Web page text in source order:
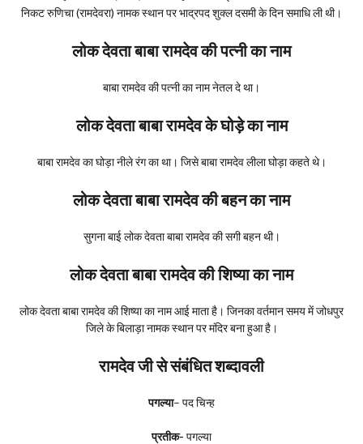
निकट रुणिचा (रामदेवरा) नामक स्थान पर भाद्रपद शुक्ल दसमी के दिन समाधि ली थी।
लोक देवता बाबा रामदेव की पत्नी का नाम
बाबा रामदेव की पत्नी का नाम नेतल दे था।
लोक देवता बाबा रामदेव के घोड़े का नाम
बाबा रामदेव का घोड़ा नीले रंग का था। जिसे बाबा रामदेव लीला घोड़ा कहते थे।
लोक देवता बाबा रामदेव की बहन का नाम
सुगना बाई लोक देवता बाबा रामदेव की सगी बहन थी।
लोक देवता बाबा रामदेव की शिष्या का नाम
लोक देवता बाबा रामदेव की शिष्या का नाम आई माता है। जिनका वर्तमान समय में जोधपुर
जिले के बिलाड़ा नामक स्थान पर मंदिर बना हुआ है।
रामदेव जी से संबंधित शब्दावली
पगल्या– पद चिन्ह
प्रतीक- पगल्या